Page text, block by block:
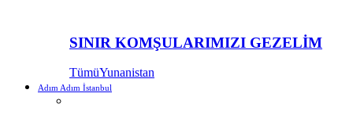
SINIR KOMŞULARIMIZI GEZELİM
TümüYunanistan
Adım Adım İstanbul